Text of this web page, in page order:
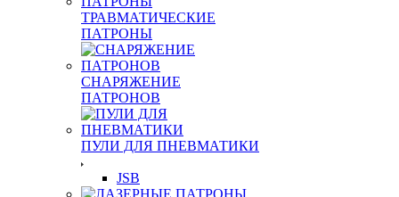
ТРАВМАТИЧЕСКИЕ
ПАТРОНЫ
СНАРЯЖЕНИЕ
ПАТРОНОВ
ПУЛИ ДЛЯ ПНЕВМАТИКИ
JSB